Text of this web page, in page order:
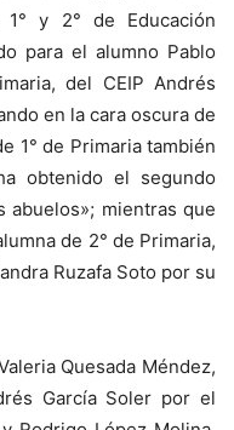
y 2° de Educación
para el alumno Pablo
del CEIP Andrés
en la cara oscura de
1° de Primaria también
obtenido el segundo
abuelos»; mientras que
de 2° de Primaria,
Ruzafa Soto por su
Quesada Méndez,
García Soler por el